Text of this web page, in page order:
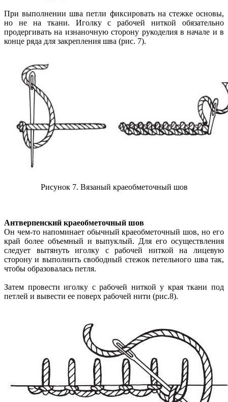
При выполнении шва петли фиксировать на стежке основы,
но не на ткани. Иголку с рабочей ниткой обязательно
продергивать на изнаночную сторону рукоделия в начале и в
конце ряда для закрепления шва (рис. 7).
Рисунок 7. Вязаный краеобметочный шов
Антверпенский краеобметочный шов
Он чем-то напоминает обычный краеобметочный шов, но его
край более объемный и выпуклый. Для его осуществления
следует вытянуть иголку с рабочей ниткой на лицевую
сторону и выполнить свободный стежок петельного шва так,
чтобы образовалась петля.
Затем провести иголку с рабочей ниткой у края ткани под
петлей и вывести ее поверх рабочей нити (рис.8).